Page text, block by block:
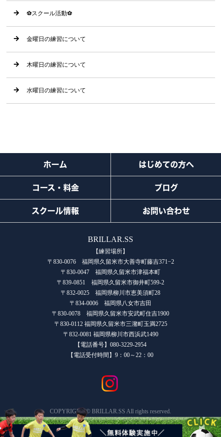
⚽️スクール活動⚽️
金曜日の練習について
木曜日の練習について
水曜日の練習について
ホーム はじめての方へ
コース・料金 ブログ
スクール情報 お問い合わせ
BRILLAR.SS
【練習場所】
〒830-0076 福岡県久留米市大善寺町藤吉371−2
〒830-0047 福岡県久留米市津福本町
〒839-0851 福岡県久留米市御井町599-2
〒832-0025 福岡県柳川市恵美須町28
〒834-0006 福岡県八女市吉田
〒830-0078 福岡県久留米市安武町住吉1900
〒830-0112 福岡県久留米市三潴町玉満2725
〒832-0081 福岡県柳川市西浜武1490
【電話番号】080-3229-2954
【電話受付時間】9：00～22：00
COPYRIGHT © BRILLAR.SS All rights reserved.